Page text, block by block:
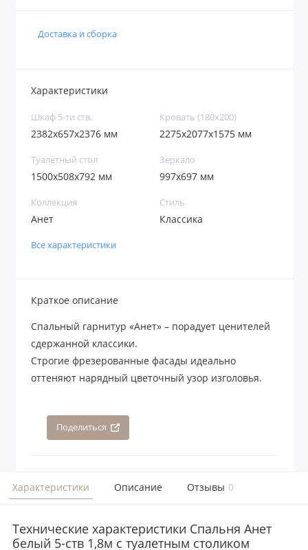
Доставка и сборка
Характеристики
Шкаф 5-ти ств.
2382х657х2376 мм
Кровать (180х200)
2275х2077х1575 мм
Туалетный стол
1500х508х792 мм
Зеркало
997х697 мм
Коллекция
Анет
Стиль
Классика
Все характеристики
Краткое описание
Спальный гарнитур «Анет» – порадует ценителей
сдержанной классики.
Строгие фрезерованные фасады идеально
оттеняют нарядный цветочный узор изголовья.
Поделиться
Характеристики Описание Отзывы 0
Технические характеристики Спальня Анет
белый 5-ств 1,8м с туалетным столиком